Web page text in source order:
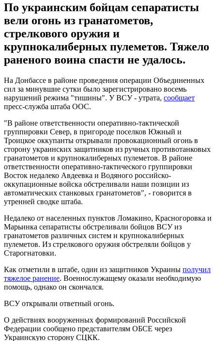
По украинским бойцам сепаратисты
вели огонь из гранатометов,
стрелкового оружия и
крупнокалиберных пулеметов. Тяжело
раненого воина спасти не удалось.
На Донбассе в районе проведения операции Объединенных
сил за минувшие сутки было зарегистрировано восемь
нарушений режима "тишины". У ВСУ - утрата, сообщает
пресс-служба штаба ООС.
"В районе ответственности оперативно-тактической
группировки Север, в пригороде поселков Южный и
Троицкое оккупанты открывали провокационный огонь в
сторону украинских защитников из ручных противотанковых
гранатометов и крупнокалиберных пулеметов. В районе
ответственности оперативно-тактического группировки
Восток недалеко Авдеевка и Водяного российско-
оккупационные войска обстреливали наши позиции из
автоматических станковых гранатометов", - говорится в
утренней сводке штаба.
Недалеко от населенных пунктов Ломакино, Красногоровка и
Марьинка сепаратисты обстреливали бойцов ВСУ из
гранатометов различных систем и крупнокалиберных
пулеметов. Из стрелкового оружия обстреляли бойцов у
Старогнатовки.
Как отметили в штабе, один из защитников Украины получил
тяжелое ранение. Военнослужащему оказали необходимую
помощь, однако он скончался.
ВСУ открывали ответный огонь.
О действиях вооруженных формирований Российской
Федерации сообщено представителям ОБСЕ через
Украинскую сторону СЦКК.